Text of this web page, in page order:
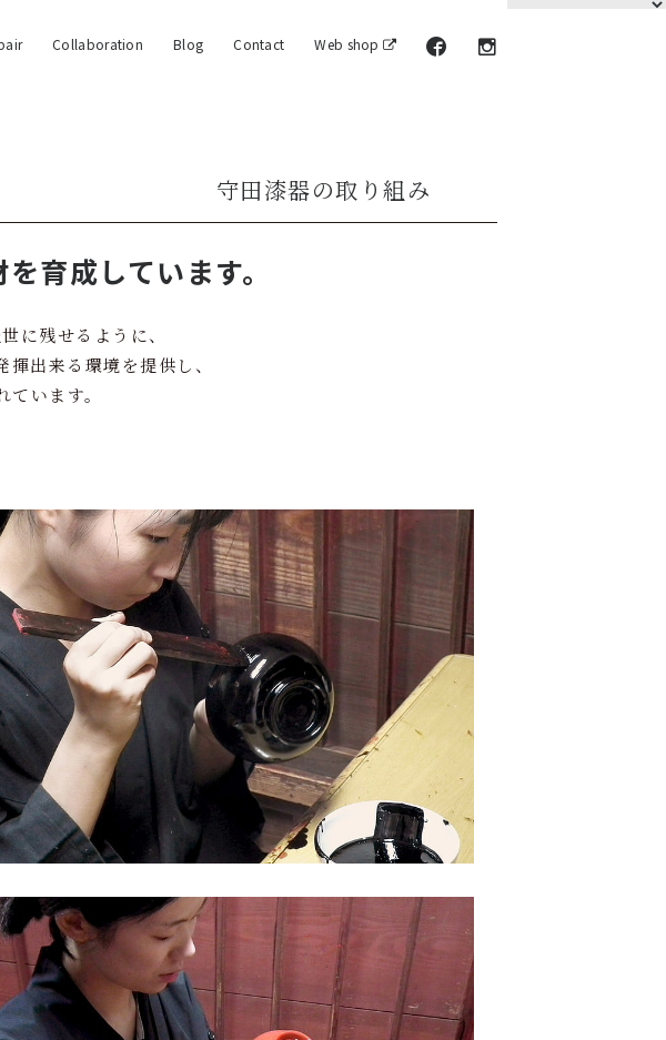
Collaboration Blog Contact Web shop
守田漆器の取り組み
を育成しています。
に残せるように、
揮出来る環境を提供し、
います。